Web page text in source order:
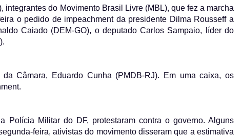
do Movimento Brasil Livre (MBL), que fez a marcha
o pedido de impeachment da presidente Dilma Rousseff a
Caiado (DEM-GO), o deputado Carlos Sampaio, líder do
Câmara, Eduardo Cunha (PMDB-RJ). Em uma caixa, os
Polícia Militar do DF, protestaram contra o governo. Alguns
feira, ativistas do movimento disseram que a estimativa